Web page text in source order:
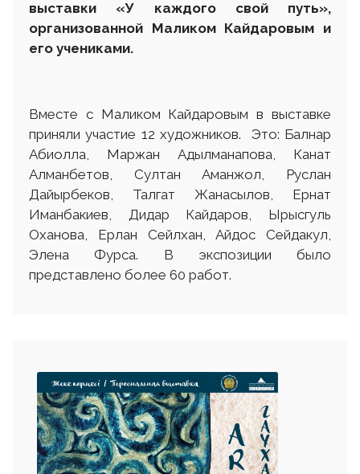
выставки «У каждого свой путь»,
организованной Маликом Кайдаровым и
его учениками.
Вместе с Маликом Кайдаровым в выставке
приняли участие 12 художников. Это: Балнар
Абиолла, Маржан Адылманапова, Канат
Алманбетов, Султан Аманжол, Руслан
Дайырбеков, Талгат Жанасылов, Ернат
Иманбакиев, Дидар Кайдаров, Ырысгуль
Оханова, Ерлан Сейлхан, Айдос Сейдакул,
Элена Фурса. В экспозиции было
представлено более 60 работ.